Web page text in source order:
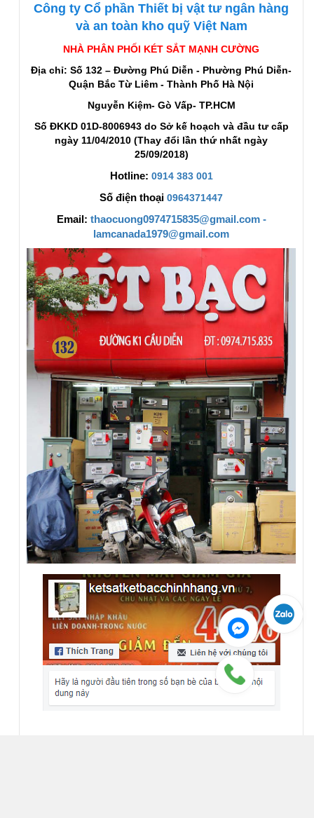
Công ty Cổ phần Thiết bị vật tư ngân hàng
và an toàn kho quỹ Việt Nam
NHÀ PHÂN PHỐI KÉT SẮT MẠNH CƯỜNG
Địa chỉ: Số 132 – Đường Phú Diễn - Phường Phú Diễn-
Quận Bắc Từ Liêm - Thành Phố Hà Nội
Nguyễn Kiệm- Gò Vấp- TP.HCM
Số ĐKKD 01D-8006943 do Sở kế hoạch và đầu tư cấp
ngày 11/04/2010 (Thay đổi lần thứ nhất ngày
25/09/2018)
Hotline: 0914 383 001
Số điện thoại 0964371447
Email: thaocuong0974715835@gmail.com -
lamcanada1979@gmail.com